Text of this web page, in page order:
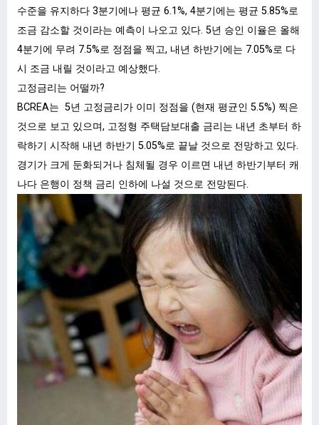
수준을 유지하다 3분기에나 평균 6.1%, 4분기에는 평균 5.85%로
조금 감소할 것이라는 예측이 나오고 있다. 5년 승인 이율은 올해
4분기에 무려 7.5%로 정점을 찍고, 내년 하반기에는 7.05%로 다
시 조금 내릴 것이라고 예상했다.
고정금리는 어떨까?
BCREA는 5년 고정금리가 이미 정점을 (현재 평균인 5.5%) 찍은
것으로 보고 있으며, 고정형 주택담보대출 금리는 내년 초부터 하
락하기 시작해 내년 하반기 5.05%로 끝날 것으로 전망하고 있다.
경기가 크게 둔화되거나 침체될 경우 이르면 내년 하반기부터 캐
나다 은행이 정책 금리 인하에 나설 것으로 전망된다.